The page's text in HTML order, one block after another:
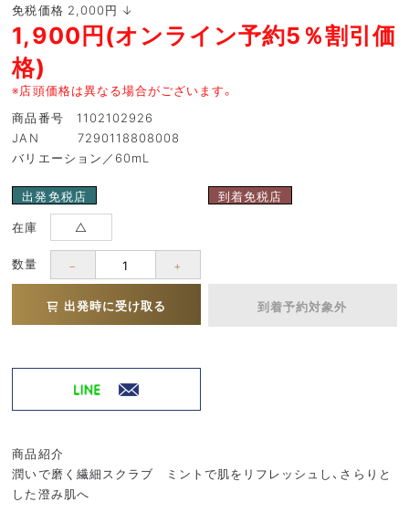
免税価格 2,000円 ↓
1,900円(オンライン予約5％割引価
格)
※店頭価格は異なる場合がございます。
商品番号 1102102926
JAN 7290118808008
バリエーション／60mL
出発免税店
在庫
△
数量 − +
出発時に受け取る
到着免税店
到着予約対象外
商品紹介
潤いで磨く繊細スクラブ ミントで肌をリフレッシュし、さらりと
した澄み肌へ